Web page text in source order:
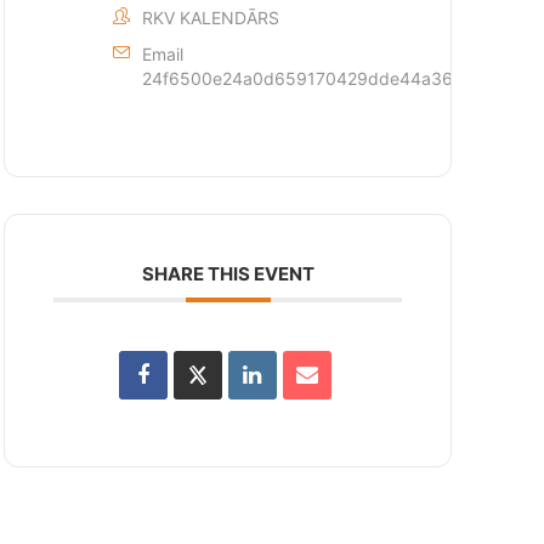
RKV KALENDĀRS
Email
SHARE THIS EVENT